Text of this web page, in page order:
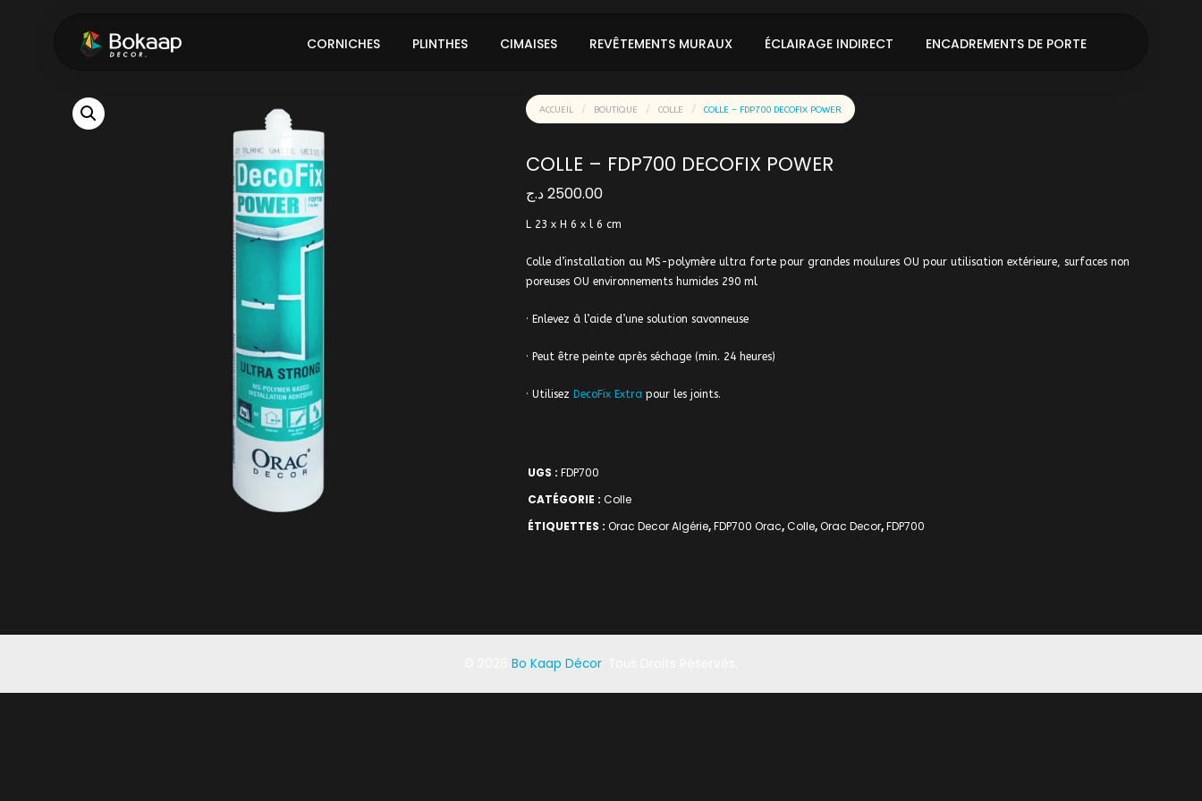
CORNICHES PLINTHES CIMAISES REVÊTEMENTS MURAUX ÉCLAIRAGE INDIRECT ENCADREMENTS DE PORTE
ACCUEIL BOUTIQUE COLLE COLLE – FDP700 DECOFIX POWER
COLLE – FDP700 DECOFIX POWER
2500.00د.ج
L 23 x H 6 x l 6 cm
Colle d’installation au MS-polymère ultra forte pour grandes moulures OU pour utilisation extérieure, surfaces non
poreuses OU environnements humides 290 ml
· Enlevez à l’aide d’une solution savonneuse
· Peut être peinte après séchage (min. 24 heures)
· Utilisez DecoFix Extra pour les joints.
UGS : FDP700
CATÉGORIE : Colle
ÉTIQUETTES : Orac Decor Algérie,FDP700 Orac,Colle,Orac Decor,FDP700
Bo Kaap Décor